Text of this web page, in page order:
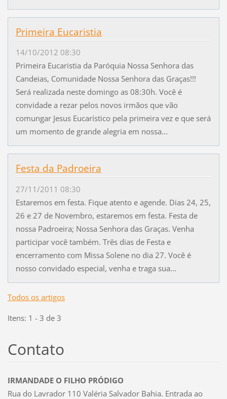
Primeira Eucaristia
14/10/2012 08:30
Primeira Eucaristia da Paróquia Nossa Senhora das
Candeias, Comunidade Nossa Senhora das Graças!!!
Será realizada neste domingo as 08:30h. Você é
convidade a rezar pelos novos irmãos que vão
comungar Jesus Eucarístico pela primeira vez e que será
um momento de grande alegria em nossa...
Festa da Padroeira
27/11/2011 08:30
Estaremos em festa. Fique atento e agende. Dias 24, 25,
26 e 27 de Novembro, estaremos em festa. Festa de
nossa Padroeira; Nossa Senhora das Graças. Venha
participar você também. Três dias de Festa e
encerramento com Missa Solene no dia 27. Você é
nosso convidado especial, venha e traga sua...
Todos os artigos
Itens: 1 - 3 de 3
Contato
IRMANDADE O FILHO PRÓDIGO
Rua do Lavrador 110 Valéria Salvador Bahia. Entrada ao